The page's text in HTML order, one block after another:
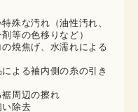
殊な汚れ（油性汚れ、
等の色移りなど）
焼焦げ、水濡れによる
よる袖内側の糸の引き
裾周辺の擦れ
い除去